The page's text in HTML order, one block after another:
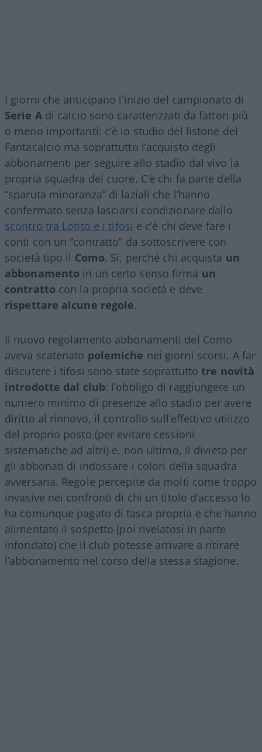
I giorni che anticipano l’inizio del campionato di
Serie Adi calcio sono caratterizzati da fattori più
o meno importanti: c’è lo studio del listone del
Fantacalcio ma soprattutto l’acquisto degli
abbonamenti per seguire allo stadio dal vivo la
propria squadra del cuore. C’è chi fa parte della
“sparuta minoranza” di laziali che l’hanno
confermato senza lasciarsi condizionare dallo
scontro tra Lotito e i tifosi e c’è chi deve fare i
conti con un “contratto” da sottoscrivere con
società tipo il Como. Sì, perché chi acquista un
abbonamento in un certo senso firma un
contratto con la propria società e deve
rispettare alcune regole.
Il nuovo regolamento abbonamenti del Como
aveva scatenato polemiche nei giorni scorsi. A far
discutere i tifosi sono state soprattutto tre novità
introdotte dal club: l’obbligo di raggiungere un
numero minimo di presenze allo stadio per avere
diritto al rinnovo, il controllo sull’effettivo utilizzo
del proprio posto (per evitare cessioni
sistematiche ad altri) e, non ultimo, il divieto per
gli abbonati di indossare i colori della squadra
avversaria. Regole percepite da molti come troppo
invasive nei confronti di chi un titolo d’accesso lo
ha comunque pagato di tasca propria e che hanno
alimentato il sospetto (poi rivelatosi in parte
infondato) che il club potesse arrivare a ritirare
l’abbonamento nel corso della stessa stagione.